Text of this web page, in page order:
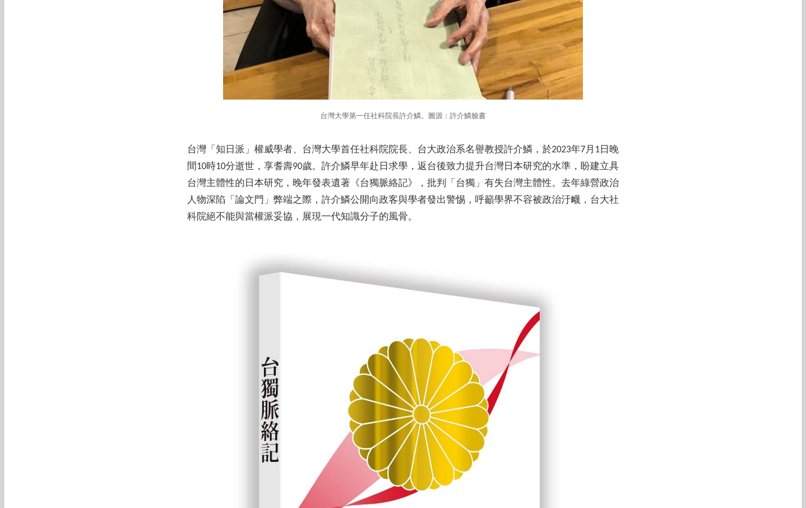
台灣大學第一任社科院長許介鱗。圖源：許介鱗臉書
台灣「知日派」權威學者、台灣大學首任社科院院長、台大政治系名譽教授許介鱗，於2023年7月1日晚
間10時10分逝世，享耆壽90歲。許介鱗早年赴日求學，返台後致力提升台灣日本研究的水準，盼建立具
台灣主體性的日本研究，晚年發表遺著《台獨脈絡記》，批判「台獨」有失台灣主體性。去年綠營政治
人物深陷「論文門」弊端之際，許介鱗公開向政客與學者發出警惕，呼籲學界不容被政治汙衊，台大社
科院絕不能與當權派妥協，展現一代知識分子的風骨。